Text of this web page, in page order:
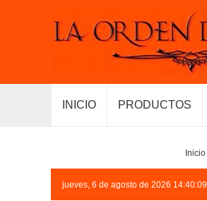
INICIO PRODUCTOS
Inicio
jueves, 6 de agosto de 2026 14:40:09